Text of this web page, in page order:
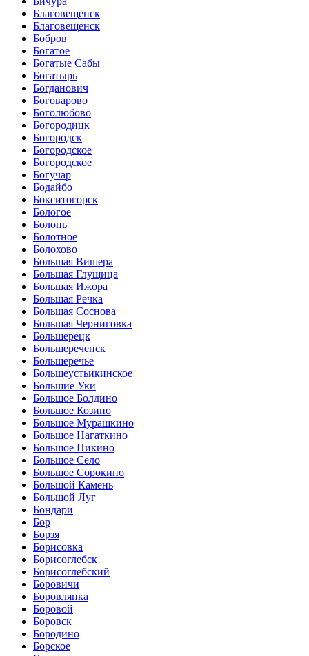
Благовещенск
Благовещенск
Бобров
Богатое
Богатые Сабы
Богатырь
Богданович
Боговарово
Боголюбово
Богородицк
Богородск
Богородское
Богородское
Богучар
Бодайбо
Бокситогорск
Бологое
Болонь
Болотное
Болохово
Большая Вишера
Большая Глущица
Большая Ижора
Большая Речка
Большая Соснова
Большая Черниговка
Большерецк
Большереченск
Большеречье
Большеустьикинское
Большие Уки
Большое Болдино
Большое Козино
Большое Мурашкино
Большое Нагаткино
Большое Пикино
Большое Село
Большое Сорокино
Большой Камень
Большой Луг
Бондари
Бор
Борзя
Борисовка
Борисоглебск
Борисоглебский
Боровичи
Боровлянка
Боровой
Боровск
Бородино
Борское